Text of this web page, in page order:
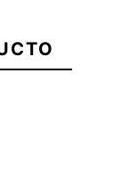
Tabla SSB Fish
To The FCSII 5Q